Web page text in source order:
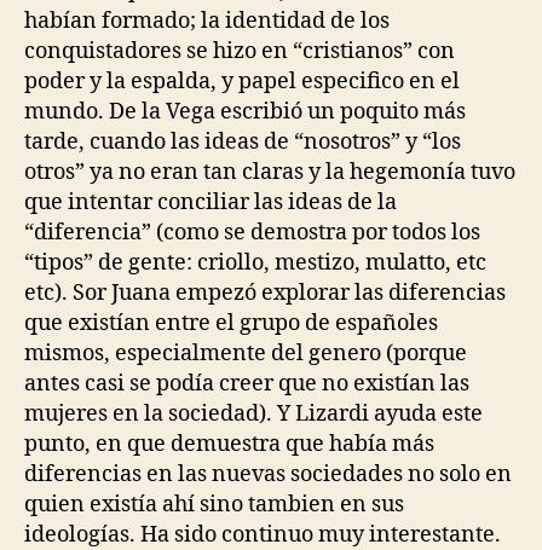
habían formado; la identidad de los
conquistadores se hizo en “cristianos” con
poder y la espalda, y papel especifico en el
mundo. De la Vega escribió un poquito más
tarde, cuando las ideas de “nosotros” y “los
otros” ya no eran tan claras y la hegemonía tuvo
que intentar conciliar las ideas de la
“diferencia” (como se demostra por todos los
“tipos” de gente: criollo, mestizo, mulatto, etc
etc). Sor Juana empezó explorar las diferencias
que existían entre el grupo de españoles
mismos, especialmente del genero (porque
antes casi se podía creer que no existían las
mujeres en la sociedad). Y Lizardi ayuda este
punto, en que demuestra que había más
diferencias en las nuevas sociedades no solo en
quien existía ahí sino tambien en sus
ideologías. Ha sido continuo muy interestante.